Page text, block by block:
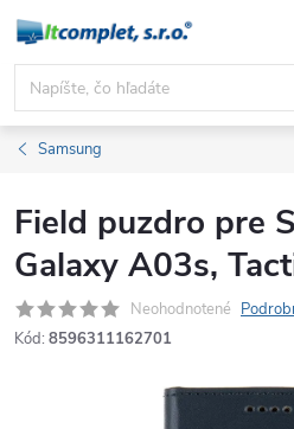
Prejsť
obsah
Samsung
Field puzdro pre
Galaxy A03s,
Neohodnotené
Kód: 8596311162701